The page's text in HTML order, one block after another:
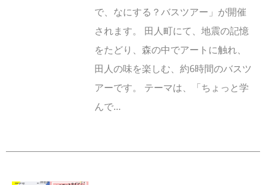
で、なにする？バスツアー」が開催
されます。 田人町にて、地震の記憶
をたどり、森の中でアートに触れ、
田人の味を楽しむ、約6時間のバスツ
アーです。 テーマは、「ちょっと学
んで…